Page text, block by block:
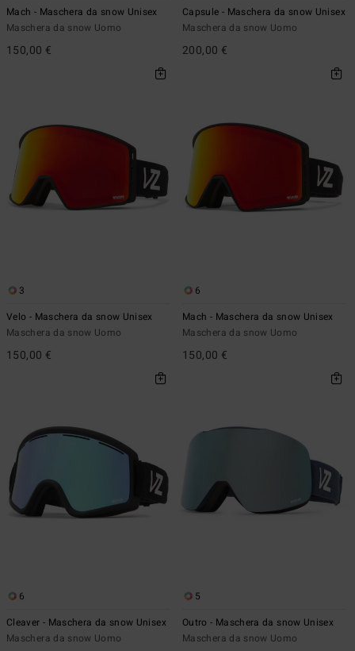
Mach - Maschera da snow Unisex
Maschera da snow Uomo
150,00 €
Capsule - Maschera da snow Unisex
Maschera da snow Uomo
200,00 €
3
Velo - Maschera da snow Unisex
Maschera da snow Uomo
150,00 €
6
Mach - Maschera da snow Unisex
Maschera da snow Uomo
150,00 €
6
Cleaver - Maschera da snow Unisex
Maschera da snow Uomo
5
Outro - Maschera da snow Unisex
Maschera da snow Uomo